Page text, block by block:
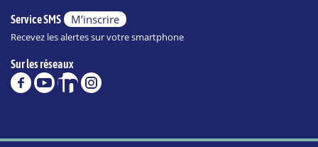
Service SMS M’inscrire
Recevez les alertes sur votre smartphone
Sur les réseaux